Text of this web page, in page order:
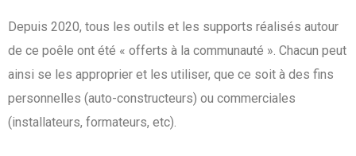
Depuis 2020, tous les outils et les supports réalisés autour
de ce poêle ont été « offerts à la communauté ». Chacun peut
ainsi se les approprier et les utiliser, que ce soit à des fins
personnelles (auto-constructeurs) ou commerciales
(installateurs, formateurs, etc).